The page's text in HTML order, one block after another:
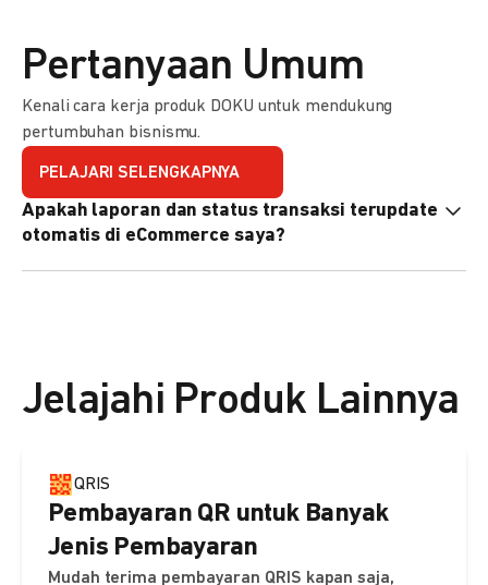
Pertanyaan Umum
Kenali cara kerja produk DOKU untuk mendukung
pertumbuhan bisnismu.
PELAJARI SELENGKAPNYA
Apakah laporan dan status transaksi terupdate
otomatis di eCommerce saya?
Jelajahi Produk Lainnya
QRIS
Pembayaran QR untuk Banyak
Jenis Pembayaran
Mudah terima pembayaran QRIS kapan saja,